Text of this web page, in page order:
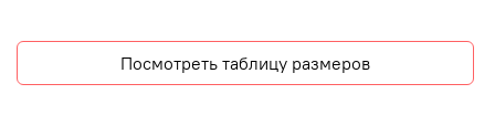
Посмотреть таблицу размеров